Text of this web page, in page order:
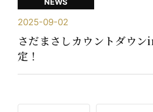
2025-09-02
さだまさしカウントダウ
定！